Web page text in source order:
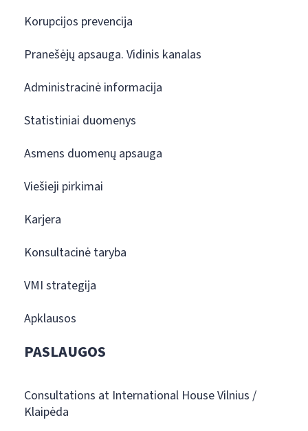
Korupcijos prevencija
Pranešėjų apsauga. Vidinis kanalas
Administracinė informacija
Statistiniai duomenys
Asmens duomenų apsauga
Viešieji pirkimai
Karjera
Konsultacinė taryba
VMI strategija
Apklausos
PASLAUGOS
Consultations at International House Vilnius /
Klaipėda